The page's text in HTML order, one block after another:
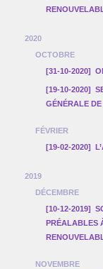
2020
OCTOBRE
[31-10-2020]
[19-10-2020]
GÉNÉRALE
FÉVRIER
[19-02-2020]
2019
DÉCEMBRE
[10-12-2019]
PRÉALABLES
NOVEMBRE